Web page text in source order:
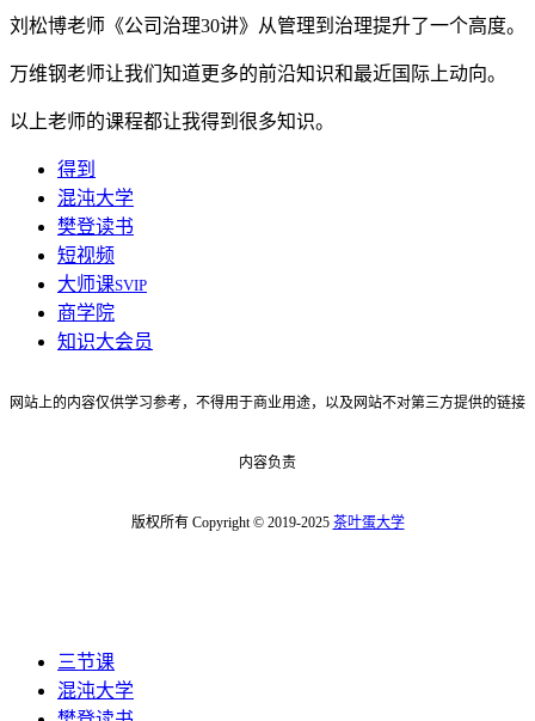
刘松博老师《公司治理30讲》从管理到治理提升了一个高度。
万维钢老师让我们知道更多的前沿知识和最近国际上动向。
以上老师的课程都让我得到很多知识。
得到
混沌大学
樊登读书
短视频
大师课SVIP
商学院
知识大会员
网站上的内容仅供学习参考，不得用于商业用途，以及网站不对第三方提供的链接
内容负责
版权所有 Copyright © 2019-2025 茶叶蛋大学
三节课
混沌大学